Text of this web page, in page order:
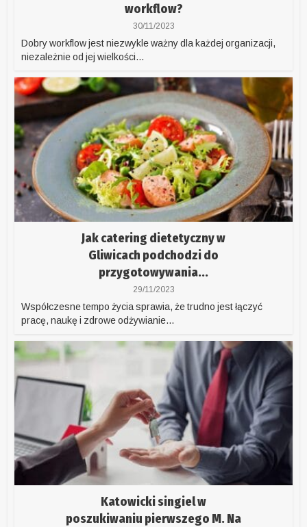
workflow?
30/11/2023
Dobry workflow jest niezwykle ważny dla każdej organizacji,
niezależnie od jej wielkości...
Jak catering dietetyczny w
Gliwicach podchodzi do
przygotowywania...
29/11/2023
Współczesne tempo życia sprawia, że trudno jest łączyć
pracę, naukę i zdrowe odżywianie...
Katowicki singiel w
poszukiwaniu pierwszego M. Na